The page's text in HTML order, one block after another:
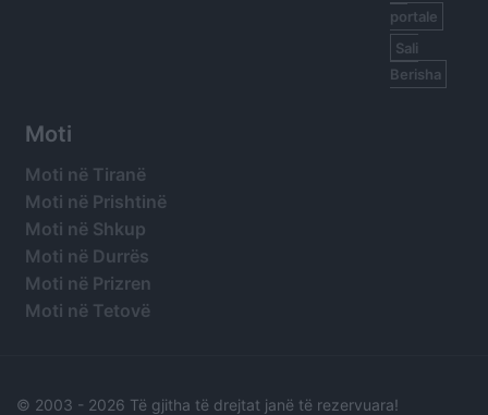
portale
Sali
Berisha
Moti
Moti në Tiranë
Moti në Prishtinë
Moti në Shkup
Moti në Durrës
Moti në Prizren
Moti në Tetovë
© 2003 - 2026 Të gjitha të drejtat janë të rezervuara!